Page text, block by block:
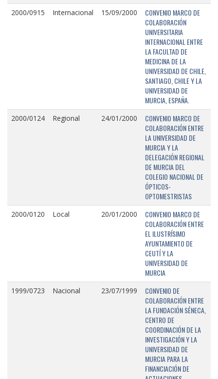
2000/0915 Internacional 15/09/2000
CONVENIO MARCO DE
COLABORACIÓN
UNIVERSITARIA
INTERNACIONAL ENTRE
LA FACULTAD DE
MEDICINA DE LA
UNIVERSIDAD DE CHILE,
SANTIAGO, CHILE Y LA
UNIVERSIDAD DE
MURCIA, ESPAÑA.
2000/0124 Regional 24/01/2000
CONVENIO MARCO DE
COLABORACIÓN ENTRE
LA UNIVERSIDAD DE
MURCIA Y LA
DELEGACIÓN REGIONAL
DE MURCIA DEL
COLEGIO NACIONAL DE
ÓPTICOS-
OPTOMESTRISTAS
2000/0120 Local 20/01/2000
CONVENIO MARCO DE
COLABORACIÓN ENTRE
EL ILUSTRÍSIMO
AYUNTAMIENTO DE
CEUTÍ Y LA
UNIVERSIDAD DE
MURCIA
1999/0723 Nacional 23/07/1999
CONVENIO DE
COLABORACIÓN ENTRE
LA FUNDACIÓN SÉNECA,
CENTRO DE
COORDINACIÓN DE LA
INVESTIGACIÓN Y LA
UNIVERSIDAD DE
MURCIA PARA LA
FINANCIACIÓN DE